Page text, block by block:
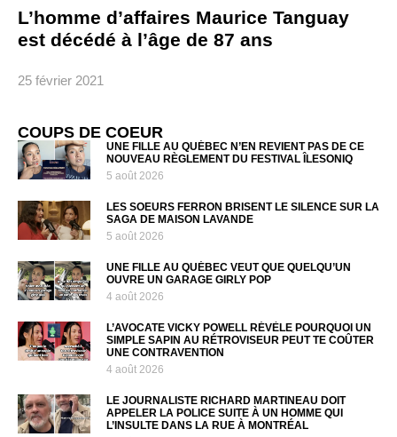
L’homme d’affaires Maurice Tanguay
est décédé à l’âge de 87 ans
25 février 2021
COUPS DE COEUR
UNE FILLE AU QUÉBEC N’EN REVIENT PAS DE CE
NOUVEAU RÈGLEMENT DU FESTIVAL ÎLESONIQ
5 août 2026
LES SOEURS FERRON BRISENT LE SILENCE SUR LA
SAGA DE MAISON LAVANDE
5 août 2026
UNE FILLE AU QUÉBEC VEUT QUE QUELQU’UN
OUVRE UN GARAGE GIRLY POP
4 août 2026
L’AVOCATE VICKY POWELL RÉVÈLE POURQUOI UN
SIMPLE SAPIN AU RÉTROVISEUR PEUT TE COÛTER
UNE CONTRAVENTION
4 août 2026
LE JOURNALISTE RICHARD MARTINEAU DOIT
APPELER LA POLICE SUITE À UN HOMME QUI
L’INSULTE DANS LA RUE À MONTRÉAL